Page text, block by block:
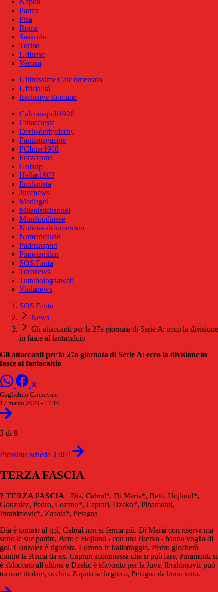
Parma
Pisa
Roma
Sassuolo
Torino
Udinese
Verona
Ultimissime Calciomercato
Ufficialità
Esclusive Romano
Calcionapoli1926
Cittaceleste
Derbyderbyderby
Fantamagazine
FCInter1908
Forzaroma
Golssip
Hellas1903
Ilmilanista
Juvenews
Mediagol
Milanistichannel
Mondoudinese
Notiziecalciomercato
Numericalcio
Padovasport
Pianetamilan
SOS Fanta
Toronews
Tuttobolognaweb
Violanews
SOS Fanta
News
Gli attaccanti per la 27a giornata di Serie A: ecco la divisione
in fasce al fantacalcio
Gli attaccanti per la 27a giornata di Serie A: ecco la divisione in
fasce al fantacalcio
Guglielmo Cannavale
17 marzo 2023 - 17:10
3 di 9
Prossima scheda 3 di 9
TERZA FASCIA
? TERZA FASCIA - Dia, Cabral*, Di Maria*, Beto, Hojlund*,
Gonzalez, Pedro, Lozano*, Caprari, Dzeko*, Pinamonti,
Ibrahimovic*, Zapata*, Petagna
Dia è tornato al gol, Cabral non si ferma più. Di Maria con riserva ma
sono le sue partite, Beto e Hojlund - con una riserva - hanno voglia di
gol. Gonzalez è rigorista, Lozano in ballottaggio, Pedro giocherà
contro la Roma da ex. Caprari scommessa che si può fare, Pinamonti si
è sbloccato all'ultima e Dzeko è sfavorito per la Juve. Ibrahimovic può
tornare titolare, occhio. Zapata se la gioca, Petagna da buon voto.